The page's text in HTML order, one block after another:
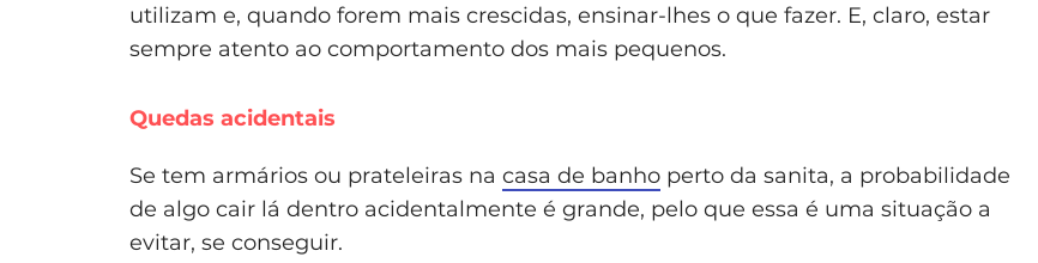
utilizam e, quando forem mais crescidas, ensinar-lhes o que fazer. E, claro, estar
sempre atento ao comportamento dos mais pequenos.
Quedas acidentais
Se tem armários ou prateleiras na casa de banho perto da sanita, a probabilidade
de algo cair lá dentro acidentalmente é grande, pelo que essa é uma situação a
evitar, se conseguir.